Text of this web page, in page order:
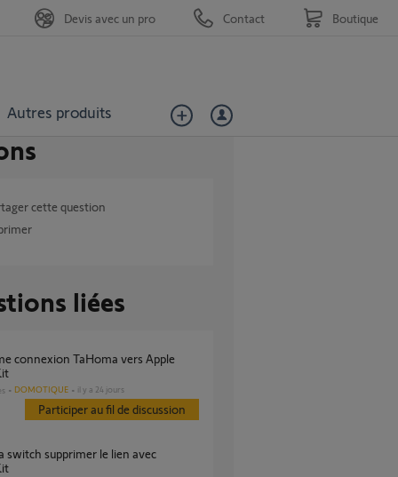
Autres produits
Devis avec un pro Contact Boutique
cette question
liées
DOMOTIQUE il y a 24 jours
Participer au fil de discussion